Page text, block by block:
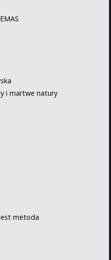
i martwe natury
metoda